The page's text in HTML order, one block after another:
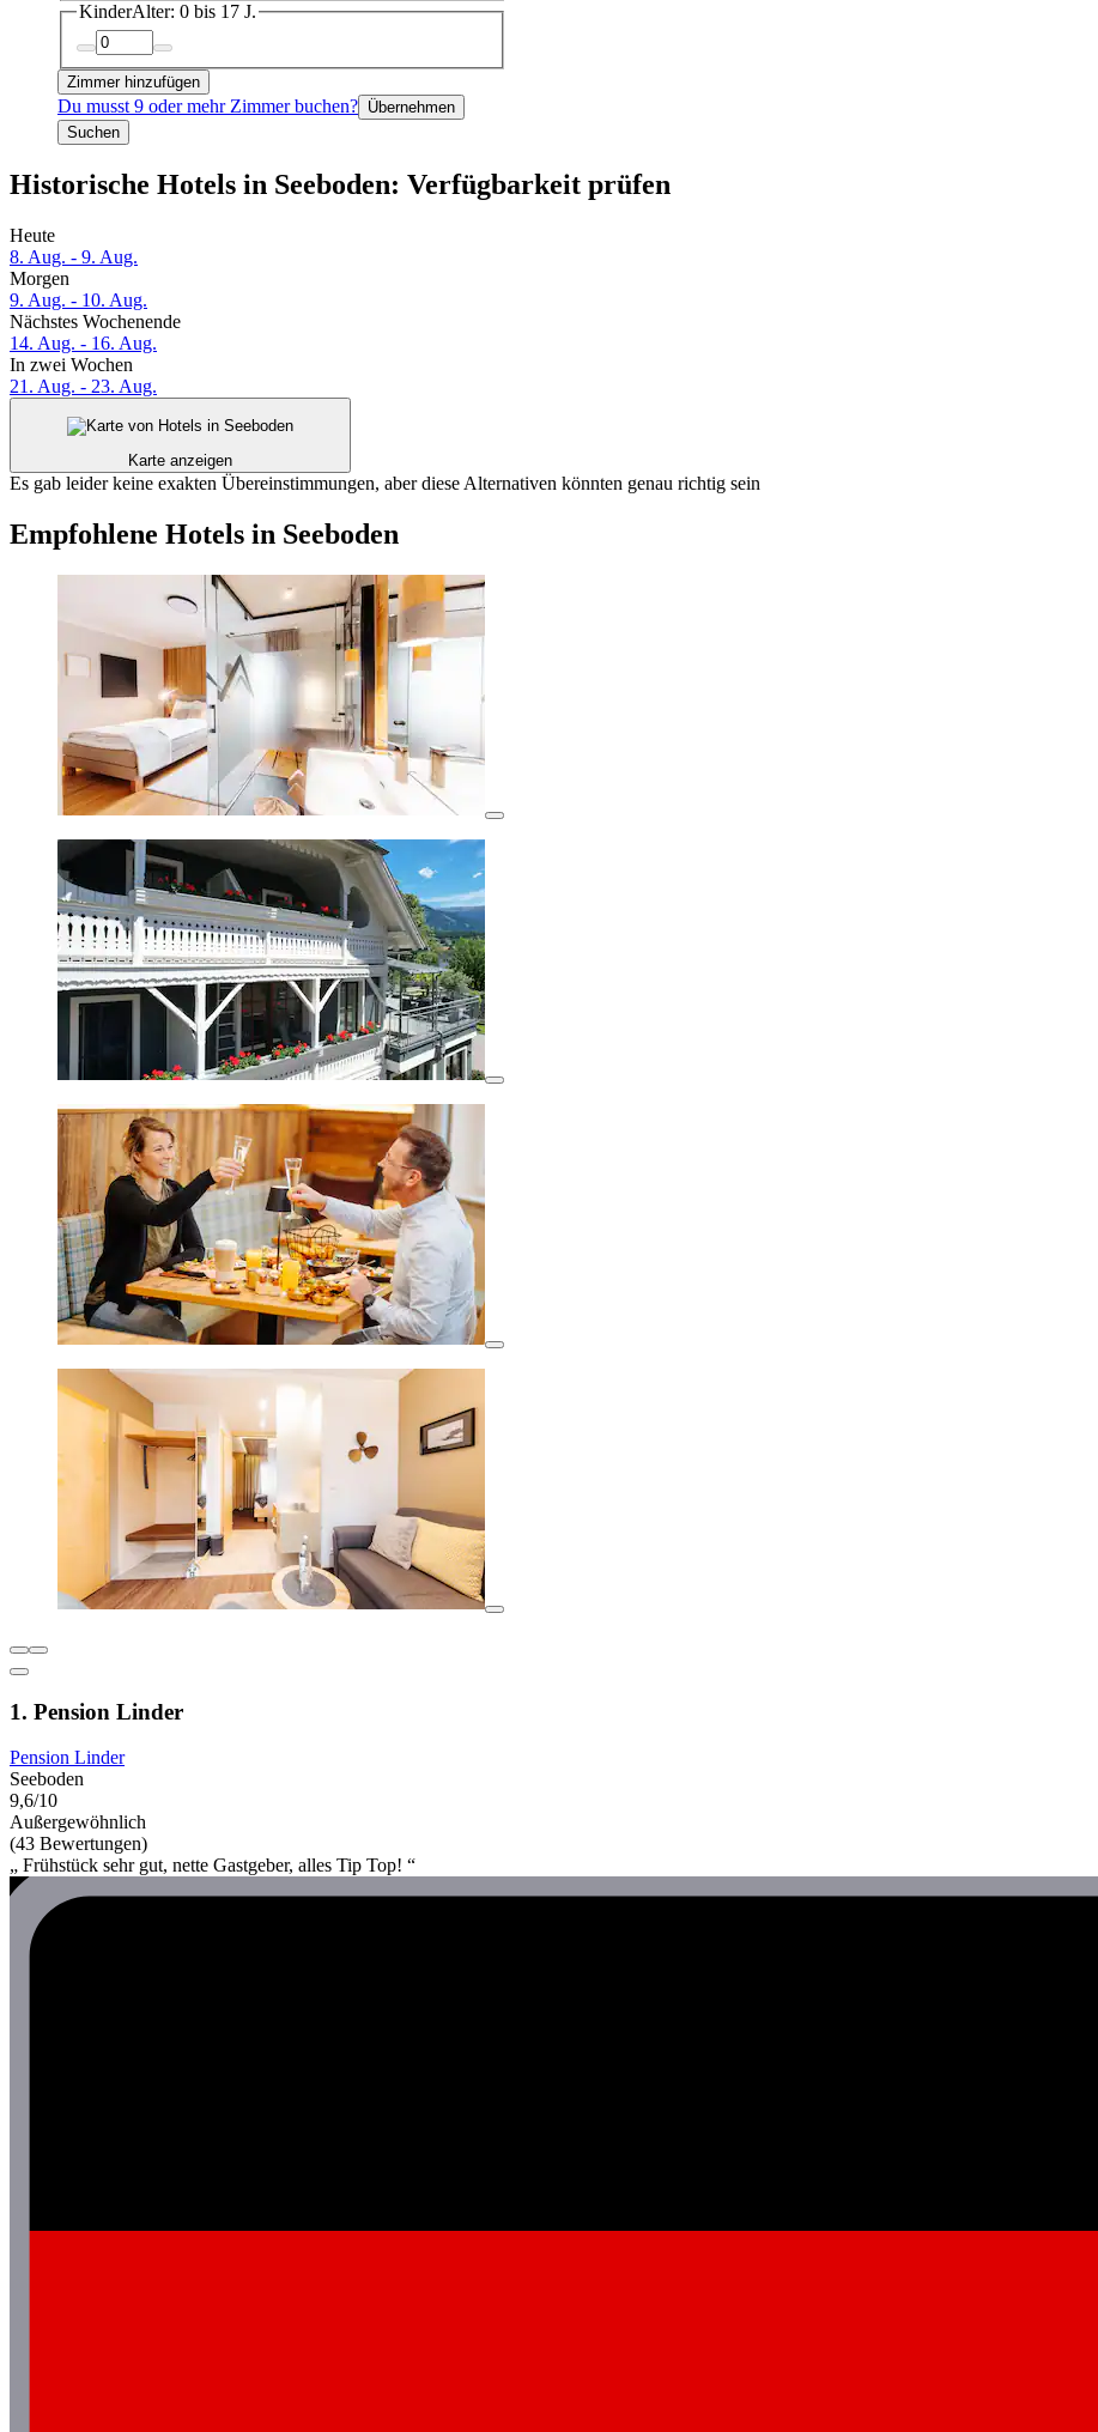
KinderAlter: 0 bis 17 J.
Zimmer hinzufügen
Du musst 9 oder mehr Zimmer buchen? Übernehmen
Suchen
Historische Hotels in Seeboden: Verfügbarkeit prüfen
Heute
8. Aug. - 9. Aug.
Morgen
9. Aug. - 10. Aug.
Nächstes Wochenende
14. Aug. - 16. Aug.
In zwei Wochen
21. Aug. - 23. Aug.
Karte anzeigen
Es gab leider keine exakten Übereinstimmungen, aber diese Alternativen könnten genau richtig sein
Empfohlene Hotels in Seeboden
1. Pension Linder
Pension Linder
Seeboden
9,6/10
Außergewöhnlich
(43 Bewertungen)
„ Frühstück sehr gut, nette Gastgeber, alles Tip Top! “